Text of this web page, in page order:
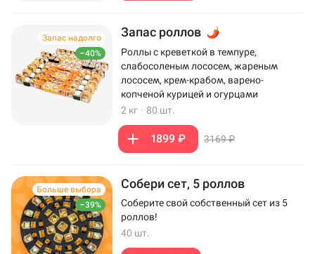
–40%
Запас надолго Запас роллов
Роллы с креветкой в темпуре,
слабосоленым лососем, жареным
лососем, крем-крабом, варено-
копченой курицей и огурцами
2 кг · 80 шт.
1899 ₽ 3169 ₽
–39%
Больше выбора Собери сет, 5 роллов
Соберите свой собственный сет из 5
роллов!
40 шт.